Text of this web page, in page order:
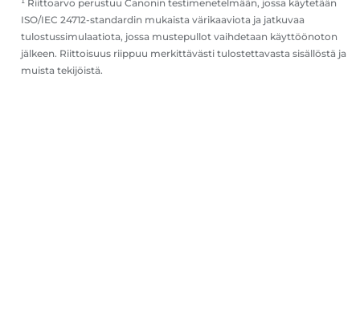
¹ Riittoarvo perustuu Canonin testimenetelmään, jossa käytetään
ISO/IEC 24712-standardin mukaista värikaaviota ja jatkuvaa
tulostussimulaatiota, jossa mustepullot vaihdetaan käyttöönoton
jälkeen. Riittoisuus riippuu merkittävästi tulostettavasta sisällöstä ja
muista tekijöistä.